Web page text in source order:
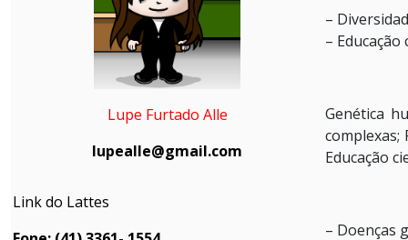
Lupe Furtado Alle
lupealle@gmail.com
Link do Lattes
–
– Educação
Genética
complexas;
Educação
– Doenças